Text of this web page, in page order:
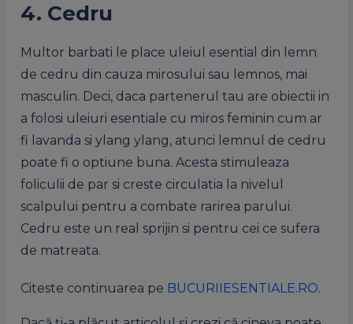
4. Cedru
Multor barbati le place uleiul esential din lemn
de cedru din cauza mirosului sau lemnos, mai
masculin. Deci, daca partenerul tau are obiectii in
a folosi uleiuri esentiale cu miros feminin cum ar
fi lavanda si ylang ylang, atunci lemnul de cedru
poate fi o optiune buna. Acesta stimuleaza
foliculii de par si creste circulatia la nivelul
scalpului pentru a combate rarirea parului.
Cedru este un real sprijin si pentru cei ce sufera
de matreata.
Citeste continuarea pe BUCURIIESENTIALE.RO.